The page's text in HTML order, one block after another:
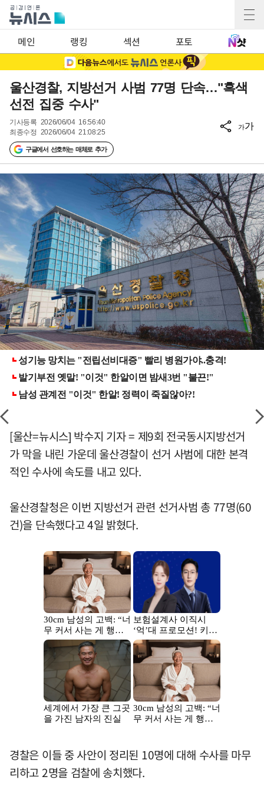
메인 랭킹 섹션 포토
울산경찰, 지방선거 사범 77명 단속…"흑색
선전 집중 수사"
기사등록 2026/06/04 16:56:40
최종수정 2026/06/04 21:08:25
구글에서 선호하는 매체로 추가
가가
[울산=뉴시스] 박수지 기자 = 제9회 전국동시지방선거
가 막을 내린 가운데 울산경찰이 선거 사범에 대한 본격
적인 수사에 속도를 내고 있다.
울산경찰청은 이번 지방선거 관련 선거사범 총 77명(60
건)을 단속했다고 4일 밝혔다.
경찰은 이들 중 사안이 정리된 10명에 대해 수사를 마무
리하고 2명을 검찰에 송치했다.